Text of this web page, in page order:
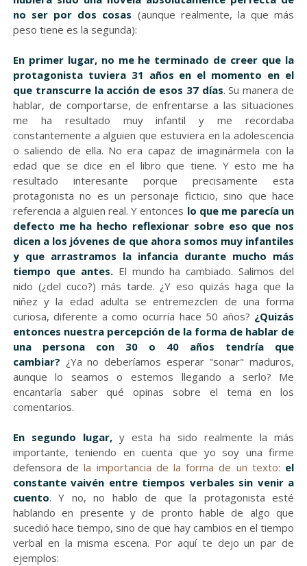
no ser por dos cosas (aunque realmente, la que más
peso tiene es la segunda):
En primer lugar, no me he terminado de creer que la
protagonista tuviera 31 años en el momento en el
que transcurre la acción de esos 37 días. Su manera de
hablar, de comportarse, de enfrentarse a las situaciones
me ha resultado muy infantil y me recordaba
constantemente a alguien que estuviera en la adolescencia
o saliendo de ella. No era capaz de imaginármela con la
edad que se dice en el libro que tiene. Y esto me ha
resultado interesante porque precisamente esta
protagonista no es un personaje ficticio, sino que hace
referencia a alguien real. Y entonces lo que me parecía un
defecto me ha hecho reflexionar sobre eso que nos
dicen a los jóvenes de que ahora somos muy infantiles
y que arrastramos la infancia durante mucho más
tiempo que antes.El mundo ha cambiado. Salimos del
nido (¿del cuco?) más tarde. ¿Y eso quizás haga que la
niñez y la edad adulta se entremezclen de una forma
curiosa, diferente a como ocurría hace 50 años? ¿Quizás
entonces nuestra percepción de la forma de hablar de
una persona con 30 o 40 años tendría que
cambiar? ¿Ya no deberíamos esperar "sonar" maduros,
aunque lo seamos o estemos llegando a serlo? Me
encantaría saber qué opinas sobre el tema en los
comentarios.
En segundo lugar,y esta ha sido realmente la más
importante, teniendo en cuenta que yo soy una firme
defensora dela importancia de la forma de un texto: el
constante vaivén entre tiempos verbales sin venir a
cuento. Y no, no hablo de que la protagonista esté
hablando en presente y de pronto hable de algo que
sucedió hace tiempo, sino de que hay cambios en el tiempo
verbal en la misma escena. Por aquí te dejo un par de
ejemplos: